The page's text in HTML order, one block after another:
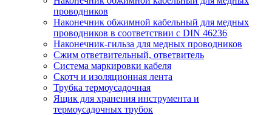
проводников
Наконечник обжимной кабельный для медных
проводников в соответствии с DIN 46236
Наконечник-гильза для медных проводников
Сжим ответвительный, ответвитель
Система маркировки кабеля
Скотч и изоляционная лента
Трубка термоусадочная
Ящик для хранения инструмента и
термоусадочных трубок